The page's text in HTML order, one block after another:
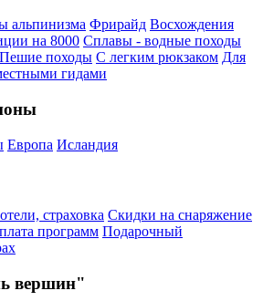
альпинизма Фрирайд Восхождения
на 8000 Сплавы - водные походы
Пешие походы С легким рюкзаком Для
гидами
Европа Исландия
страховка Скидки на снаряжение
программ Подарочный
вершин"